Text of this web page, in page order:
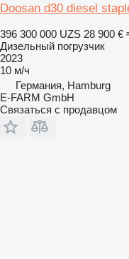
Doosan d30 diesel
396 300 000 UZS 28 900 €
Дизельный погрузчик
2023
10 м/ч
Германия, Hamburg
E-FARM GmbH
Связаться с продавцом